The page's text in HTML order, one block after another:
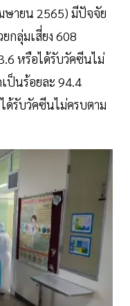
ษายน 2565) มีปัจจัย
กลุ่มเสี่ยง 608
หรือได้รับวัคซีนไม่
ป็นร้อยละ 94.4
รับวัคซีนไม่ครบตาม